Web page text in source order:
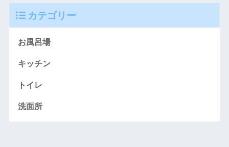
カテゴリー
お風呂場
キッチン
トイレ
洗面所